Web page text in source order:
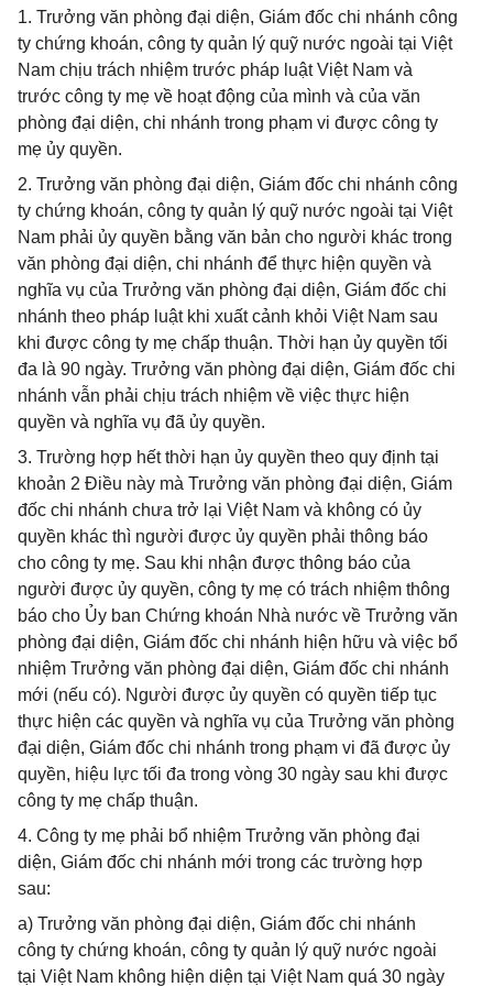
1. Trưởng văn phòng đại diện, Giám đốc chi nhánh công
ty chứng khoán, công ty quản lý quỹ nước ngoài tại Việt
Nam chịu trách nhiệm trước pháp luật Việt Nam và
trước công ty mẹ về hoạt động của mình và của văn
phòng đại diện, chi nhánh trong phạm vi được công ty
mẹ ủy quyền.
2. Trưởng văn phòng đại diện, Giám đốc chi nhánh công
ty chứng khoán, công ty quản lý quỹ nước ngoài tại Việt
Nam phải ủy quyền bằng văn bản cho người khác trong
văn phòng đại diện, chi nhánh để thực hiện quyền và
nghĩa vụ của Trưởng văn phòng đại diện, Giám đốc chi
nhánh theo pháp luật khi xuất cảnh khỏi Việt Nam sau
khi được công ty mẹ chấp thuận. Thời hạn ủy quyền tối
đa là 90 ngày. Trưởng văn phòng đại diện, Giám đốc chi
nhánh vẫn phải chịu trách nhiệm về việc thực hiện
quyền và nghĩa vụ đã ủy quyền.
3. Trường hợp hết thời hạn ủy quyền theo quy định tại
khoản 2 Điều này mà Trưởng văn phòng đại diện, Giám
đốc chi nhánh chưa trở lại Việt Nam và không có ủy
quyền khác thì người được ủy quyền phải thông báo
cho công ty mẹ. Sau khi nhận được thông báo của
người được ủy quyền, công ty mẹ có trách nhiệm thông
báo cho Ủy ban Chứng khoán Nhà nước về Trưởng văn
phòng đại diện, Giám đốc chi nhánh hiện hữu và việc bổ
nhiệm Trưởng văn phòng đại diện, Giám đốc chi nhánh
mới (nếu có). Người được ủy quyền có quyền tiếp tục
thực hiện các quyền và nghĩa vụ của Trưởng văn phòng
đại diện, Giám đốc chi nhánh trong phạm vi đã được ủy
quyền, hiệu lực tối đa trong vòng 30 ngày sau khi được
công ty mẹ chấp thuận.
4. Công ty mẹ phải bổ nhiệm Trưởng văn phòng đại
diện, Giám đốc chi nhánh mới trong các trường hợp
sau:
a) Trưởng văn phòng đại diện, Giám đốc chi nhánh
công ty chứng khoán, công ty quản lý quỹ nước ngoài
tại Việt Nam không hiện diện tại Việt Nam quá 30 ngày